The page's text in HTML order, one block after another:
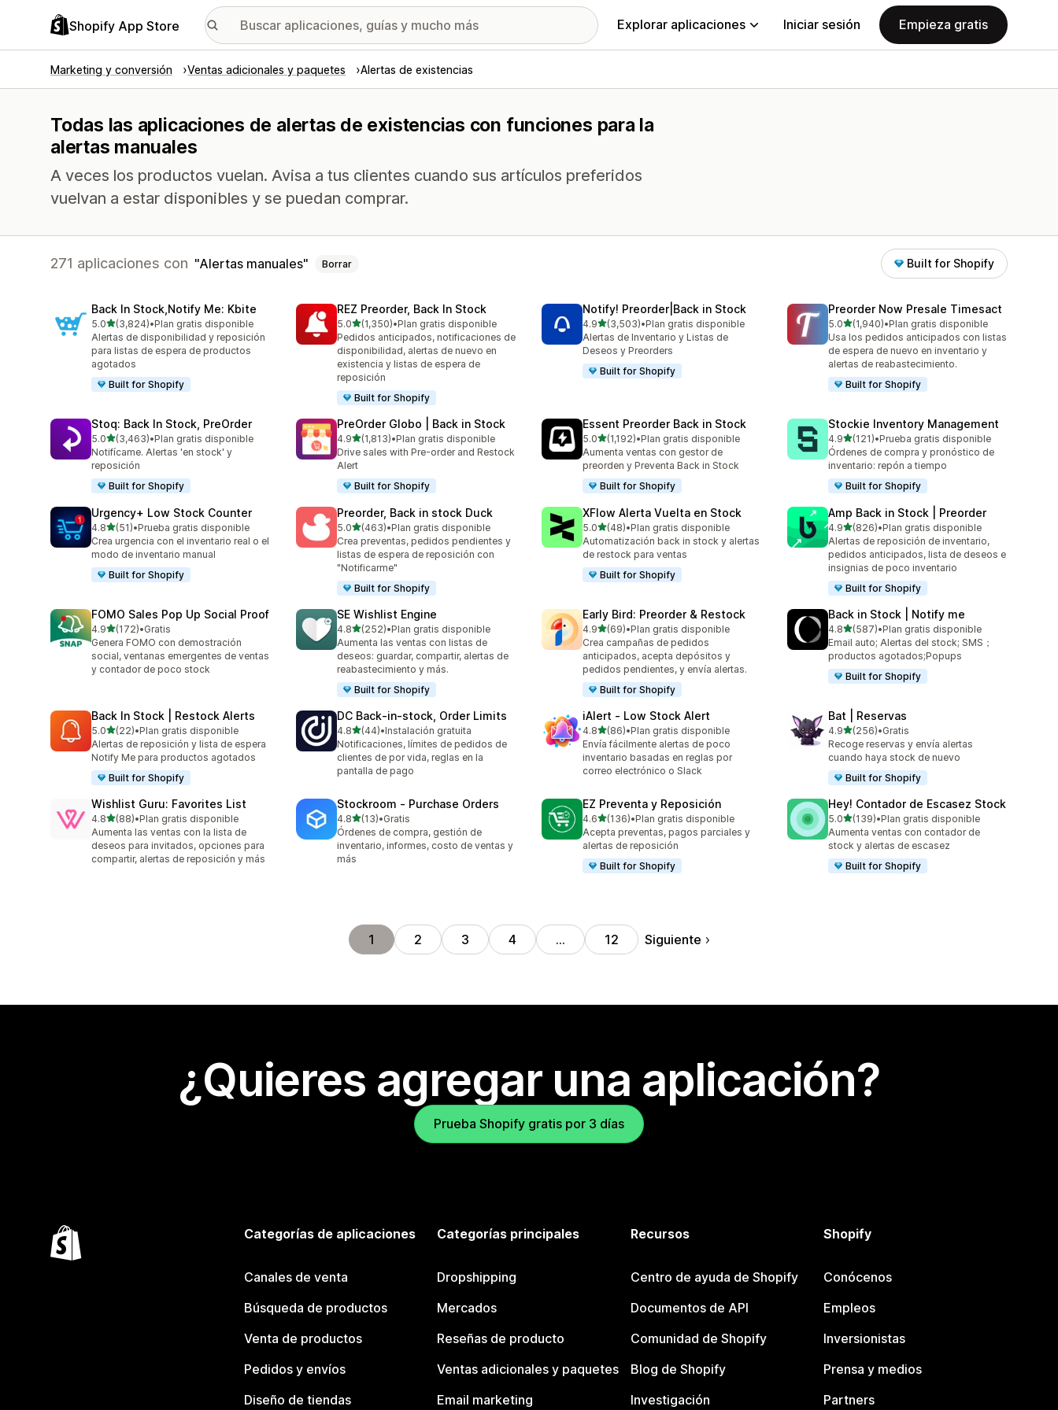
Shopify App Store Explorar aplicaciones Iniciar sesión Empieza gratis
Marketing y conversión Ventas adicionales y paquetes Alertas de existencias
Todas las aplicaciones de alertas de existencias con funciones para la
alertas manuales
A veces los productos vuelan. Avisa a tus clientes cuando sus artículos preferidos
vuelvan a estar disponibles y se puedan comprar.
271 aplicaciones con Alertas manuales Borrar Built for Shopify
Back In Stock,Notify Me: Kbite
5.0de 5 estrellas
(3,824)
3824 reseñas en total
•Plan gratis disponible
Alertas de disponibilidad y reposición
para listas de espera de productos
agotados
Built for Shopify
REZ Preorder, Back In Stock
5.0de 5 estrellas
(1,350)
1350 reseñas en total
•Plan gratis disponible
Pedidos anticipados, notificaciones de
disponibilidad, alertas de nuevo en
existencia y listas de espera de
reposición
Built for Shopify
Notify! Preorder|Back in Stock
4.9de 5 estrellas
(3,503)
3503 reseñas en total
•Plan gratis disponible
Alertas de Inventario y Listas de
Deseos y Preorders
Built for Shopify
Preorder Now Presale Timesact
5.0de 5 estrellas
(1,940)
1940 reseñas en total
•Plan gratis disponible
Usa los pedidos anticipados con listas
de espera de nuevo en inventario y
alertas de reabastecimiento.
Built for Shopify
Stoq: Back In Stock, PreOrder
5.0de 5 estrellas
(3,463)
3463 reseñas en total
•Plan gratis disponible
Notifícame. Alertas 'en stock' y
reposición
Built for Shopify
PreOrder Globo | Back in Stock
4.9de 5 estrellas
(1,813)
1813 reseñas en total
•Plan gratis disponible
Drive sales with Pre-order and Restock
Alert
Built for Shopify
Essent Preorder Back in Stock
5.0de 5 estrellas
(1,192)
1192 reseñas en total
•Plan gratis disponible
Aumenta ventas con gestor de
preorden y Preventa Back in Stock
Built for Shopify
Stockie Inventory Management
4.9de 5 estrellas
(121)
121 reseñas en total
•Prueba gratis disponible
Órdenes de compra y pronóstico de
inventario: repón a tiempo
Built for Shopify
Urgency+ Low Stock Counter
4.8de 5 estrellas
(51)
51 reseñas en total
•Prueba gratis disponible
Crea urgencia con el inventario real o el
modo de inventario manual
Built for Shopify
Preorder, Back in stock Duck
5.0de 5 estrellas
(463)
463 reseñas en total
•Plan gratis disponible
Crea preventas, pedidos pendientes y
listas de espera de reposición con
"Notificarme"
Built for Shopify
XFlow Alerta Vuelta en Stock
5.0de 5 estrellas
(48)
48 reseñas en total
•Plan gratis disponible
Automatización back in stock y alertas
de restock para ventas
Built for Shopify
Amp Back in Stock | Preorder
4.9de 5 estrellas
(826)
826 reseñas en total
•Plan gratis disponible
Alertas de reposición de inventario,
pedidos anticipados, lista de deseos e
insignias de poco inventario
Built for Shopify
FOMO Sales Pop Up Social Proof
4.9de 5 estrellas
(172)
172 reseñas en total
•Gratis
Genera FOMO con demostración
social, ventanas emergentes de ventas
y contador de poco stock
SE Wishlist Engine
4.8de 5 estrellas
(252)
252 reseñas en total
•Plan gratis disponible
Aumenta las ventas con listas de
deseos: guardar, compartir, alertas de
reabastecimiento y más.
Built for Shopify
Early Bird: Preorder & Restock
4.9de 5 estrellas
(69)
69 reseñas en total
•Plan gratis disponible
Crea campañas de pedidos
anticipados, acepta depósitos y
pedidos pendientes, y envía alertas.
Built for Shopify
Back in Stock | Notify me
4.8de 5 estrellas
(587)
587 reseñas en total
•Plan gratis disponible
Email auto; Alertas del stock; SMS；
productos agotados;Popups
Built for Shopify
Back In Stock | Restock Alerts
5.0de 5 estrellas
(22)
22 reseñas en total
•Plan gratis disponible
Alertas de reposición y lista de espera
Notify Me para productos agotados
Built for Shopify
DC Back‑in‑stock, Order Limits
4.8de 5 estrellas
(44)
44 reseñas en total
•Instalación gratuita
Notificaciones, límites de pedidos de
clientes de por vida, reglas en la
pantalla de pago
iAlert ‑ Low Stock Alert
4.8de 5 estrellas
(86)
86 reseñas en total
•Plan gratis disponible
Envía fácilmente alertas de poco
inventario basadas en reglas por
correo electrónico o Slack
Bat | Reservas
4.9de 5 estrellas
(256)
256 reseñas en total
•Gratis
Recoge reservas y envía alertas
cuando haya stock de nuevo
Built for Shopify
Wishlist Guru: Favorites List
4.8de 5 estrellas
(88)
88 reseñas en total
•Plan gratis disponible
Aumenta las ventas con la lista de
deseos para invitados, opciones para
compartir, alertas de reposición y más
Stockroom ‑ Purchase Orders
4.8de 5 estrellas
(13)
13 reseñas en total
•Gratis
Órdenes de compra, gestión de
inventario, informes, costo de ventas y
más
EZ Preventa y Reposición
4.6de 5 estrellas
(136)
136 reseñas en total
•Plan gratis disponible
Acepta preventas, pagos parciales y
alertas de reposición
Built for Shopify
Hey! Contador de Escasez Stock
5.0de 5 estrellas
(139)
139 reseñas en total
•Plan gratis disponible
Aumenta ventas con contador de
stock y alertas de escasez
Built for Shopify
1 2 3 4 … 12 Siguiente
¿Quieres agregar una aplicación?
Prueba Shopify gratis por 3 días
Categorías de aplicaciones
Canales de venta
Búsqueda de productos
Venta de productos
Pedidos y envíos
Diseño de tiendas
Categorías principales
Dropshipping
Mercados
Reseñas de producto
Ventas adicionales y paquetes
Email marketing
Recursos
Centro de ayuda de Shopify
Documentos de API
Comunidad de Shopify
Blog de Shopify
Investigación
Shopify
Conócenos
Empleos
Inversionistas
Prensa y medios
Partners